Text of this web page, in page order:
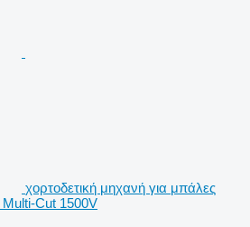
χορτοδετική μηχανή για μπάλες
Cut 1500V